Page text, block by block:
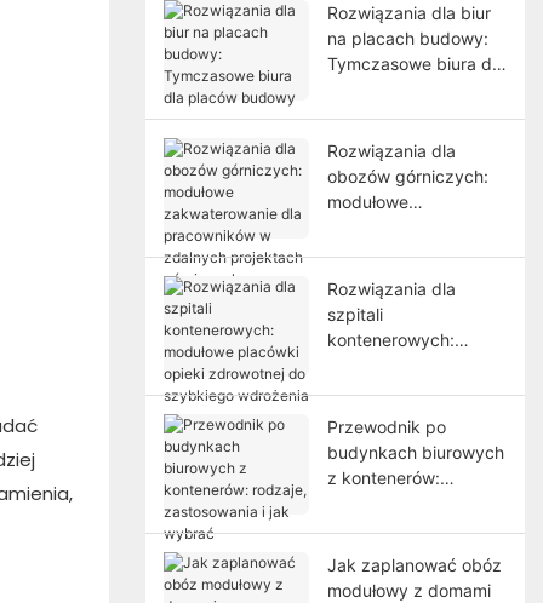
Rozwiązania dla biur
na placach budowy:
Tymczasowe biura dla
Rozwiązania dla
obozów górniczych:
modułowe
pracowników w
zdalnych projektach
górniczych
Rozwiązania dla
szpitali
kontenerowych:
opieki zdrowotnej do
szybkiego wdrożenia
Przewodnik po
budynkach biurowych
z kontenerów:
i jak wybrać
Jak zaplanować obóz
modułowy z domami